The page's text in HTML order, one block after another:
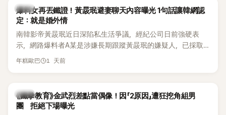
召開了一場泳裝記者招待會。當時她穿著比基尼站在一排攝影
機前，面對媒體擺出各種姿勢，畫面至今仍被網友津津樂道。
這段為平息爭議、直接公開腋下畫面自證清白的往事再度被提
起，節目現場立刻充滿驚呼聲與笑聲，也再次讓人見識到她面
對流言時「豁出去」的直率性格。其實她過去也曾在 SBS 節目
《脫掉鞋子恢單4Men》 中，親自公開那張當年引發話題的「腋下
員身分出道，該團在 2000 年代初期紅極一時，由李智惠、徐
智英兩位女成員，以及張錫炫、Chris Kim 兩位男成員組成。不
韓星
爆料女再丟鐵證！黃晸珉避妻聊天內容曝光 1句話讓韓網認
定：就是婚外情
南韓影帝黃晸珉近日深陷私生活爭議，經紀公司日前強硬表
示，網路爆料者A某是涉嫌長期跟蹤黃晸珉的嫌疑人，已採取
法律行動。不過，A某並未因此停止發聲，5日再度透過社群平
年糕歐巴 1 天前
韓星
《鐵拳教育》金武烈差點當偶像！因「2原因」遭狂挖角組男
團 拒絕下場曝光